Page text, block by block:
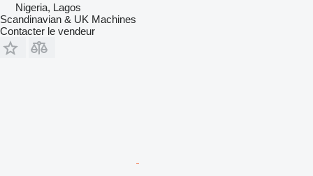
Nigeria, Lagos
Scandinavian & UK Machines
Contacter le vendeur